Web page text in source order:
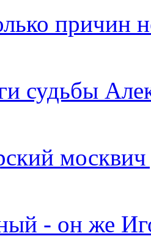
причин
судьбы
- он же